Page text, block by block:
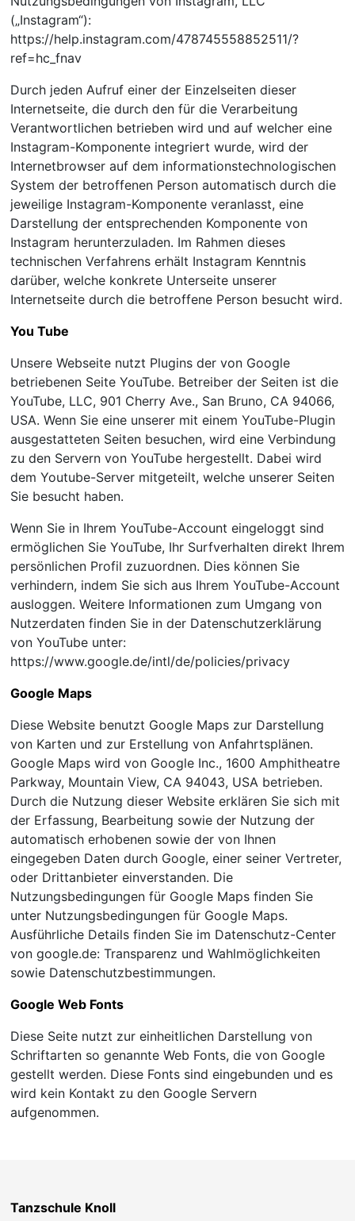
(„Instagram“):
https://help.instagram.com/478745558852511/?
ref=hc_fnav
Durch jeden Aufruf einer der Einzelseiten dieser
Internetseite, die durch den für die Verarbeitung
Verantwortlichen betrieben wird und auf welcher eine
Instagram-Komponente integriert wurde, wird der
Internetbrowser auf dem informationstechnologischen
System der betroffenen Person automatisch durch die
jeweilige Instagram-Komponente veranlasst, eine
Darstellung der entsprechenden Komponente von
Instagram herunterzuladen. Im Rahmen dieses
technischen Verfahrens erhält Instagram Kenntnis
darüber, welche konkrete Unterseite unserer
Internetseite durch die betroffene Person besucht wird.
You Tube
Unsere Webseite nutzt Plugins der von Google
betriebenen Seite YouTube. Betreiber der Seiten ist die
YouTube, LLC, 901 Cherry Ave., San Bruno, CA 94066,
USA. Wenn Sie eine unserer mit einem YouTube-Plugin
ausgestatteten Seiten besuchen, wird eine Verbindung
zu den Servern von YouTube hergestellt. Dabei wird
dem Youtube-Server mitgeteilt, welche unserer Seiten
Sie besucht haben.
Wenn Sie in Ihrem YouTube-Account eingeloggt sind
ermöglichen Sie YouTube, Ihr Surfverhalten direkt Ihrem
persönlichen Profil zuzuordnen. Dies können Sie
verhindern, indem Sie sich aus Ihrem YouTube-Account
ausloggen. Weitere Informationen zum Umgang von
Nutzerdaten finden Sie in der Datenschutzerklärung
von YouTube unter:
https://www.google.de/intl/de/policies/privacy
Google Maps
Diese Website benutzt Google Maps zur Darstellung
von Karten und zur Erstellung von Anfahrtsplänen.
Google Maps wird von Google Inc., 1600 Amphitheatre
Parkway, Mountain View, CA 94043, USA betrieben.
Durch die Nutzung dieser Website erklären Sie sich mit
der Erfassung, Bearbeitung sowie der Nutzung der
automatisch erhobenen sowie der von Ihnen
eingegeben Daten durch Google, einer seiner Vertreter,
oder Drittanbieter einverstanden. Die
Nutzungsbedingungen für Google Maps finden Sie
unter Nutzungsbedingungen für Google Maps.
Ausführliche Details finden Sie im Datenschutz-Center
von google.de: Transparenz und Wahlmöglichkeiten
sowie Datenschutzbestimmungen.
Google Web Fonts
Diese Seite nutzt zur einheitlichen Darstellung von
Schriftarten so genannte Web Fonts, die von Google
gestellt werden. Diese Fonts sind eingebunden und es
wird kein Kontakt zu den Google Servern
aufgenommen.
Tanzschule Knoll